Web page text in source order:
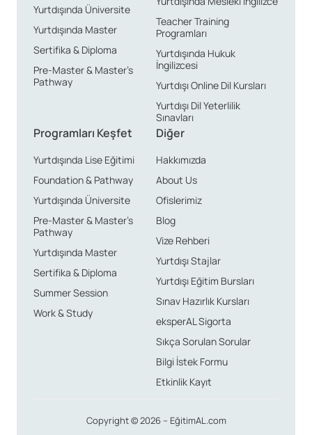
Yurtdışında Üniversite
Yurtdışında Master
Sertifika & Diploma
Pre-Master & Master’s
Pathway
Teacher Training
Programları
Yurtdışında Hukuk
İngilizcesi
Yurtdışı Online Dil Kursları
Yurtdışı Dil Yeterlilik
Sınavları
Programları Keşfet
Yurtdışında Lise Eğitimi
Foundation & Pathway
Yurtdışında Üniversite
Pre-Master & Master’s
Pathway
Yurtdışında Master
Sertifika & Diploma
Summer Session
Work & Study
Diğer
Hakkımızda
About Us
Ofislerimiz
Blog
Vize Rehberi
Yurtdışı Stajlar
Yurtdışı Eğitim Bursları
Sınav Hazırlık Kursları
eksperAL Sigorta
Sıkça Sorulan Sorular
Bilgi İstek Formu
Etkinlik Kayıt
Copyright © 2026 – EğitimAL.com